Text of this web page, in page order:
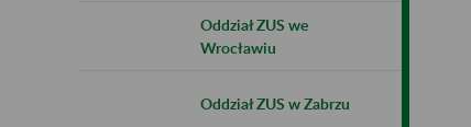
Oddział ZUS we
Wrocławiu
Oddział ZUS w Zabrzu